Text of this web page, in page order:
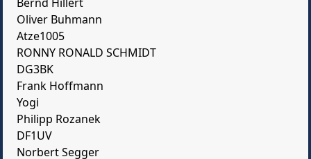
Bernd Hillert
Oliver Buhmann
Atze1005
RONNY RONALD SCHMIDT
DG3BK
Frank Hoffmann
Yogi
Philipp Rozanek
DF1UV
Norbert Segger